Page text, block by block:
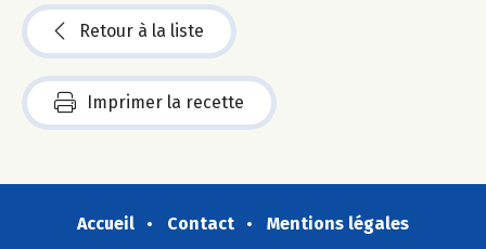
Retour à la liste
Imprimer la recette
Accueil Contact
Mentions légales